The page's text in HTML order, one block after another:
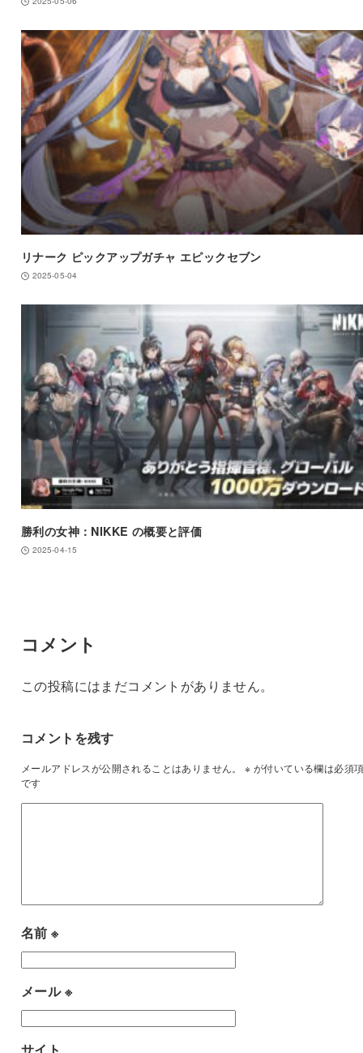
リナーク ピックアップガチャ エピックセブン
2025-05-04
勝利の女神：NIKKE の概要と評価
2025-04-15
コメント
この投稿にはまだコメントがありません。
コメントを残す
メールアドレスが公開されることはありません。 ※ が付いている欄は必須
です
名前※
メール※
サイト